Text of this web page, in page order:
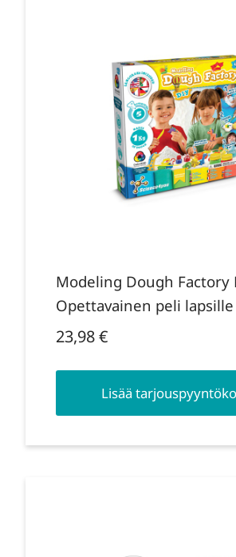
Modeling Dough Factory
Opettavainen peli lapsille
23,98€
Lisää